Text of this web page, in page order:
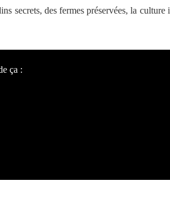
secrets, des fermes préservées, la
ça :